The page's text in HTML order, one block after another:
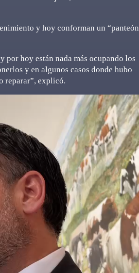
y hoy conforman un “panteón
por hoy están nada más ocupando los
y en algunos casos donde hubo
reparar”, explicó.